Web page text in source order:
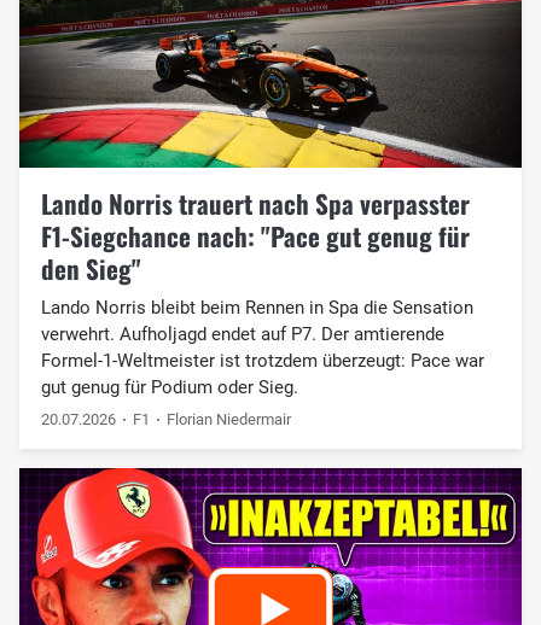
Lando Norris trauert nach Spa verpasster
F1-Siegchance nach: "Pace gut genug für
den Sieg"
Lando Norris bleibt beim Rennen in Spa die Sensation
verwehrt. Aufholjagd endet auf P7. Der amtierende
Formel-1-Weltmeister ist trotzdem überzeugt: Pace war
gut genug für Podium oder Sieg.
20.07.2026 F1 Florian Niedermair